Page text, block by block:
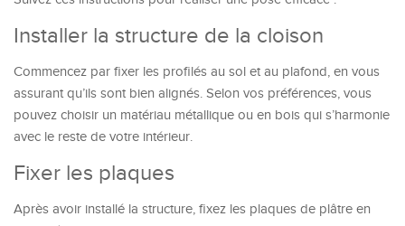
Installer la structure de la cloison
Commencez par fixer les profilés au sol et au plafond, en vous
assurant qu’ils sont bien alignés. Selon vos préférences, vous
pouvez choisir un matériau métallique ou en bois qui s’harmonie
avec le reste de votre intérieur.
Fixer les plaques
Après avoir installé la structure, fixez les plaques de plâtre en